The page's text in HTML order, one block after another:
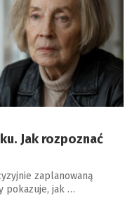
Jak rozpoznać
zaplanowaną
pokazuje, jak …